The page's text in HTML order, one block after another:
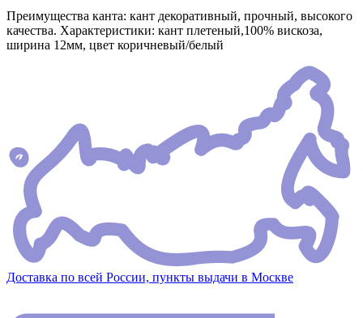
Преимущества канта: кант декоративный, прочный, высокого
качества. Характеристики: кант плетеный,100% вискоза,
ширина 12мм, цвет коричневый/белый
Доставка по всей России, пункты выдачи в Москве